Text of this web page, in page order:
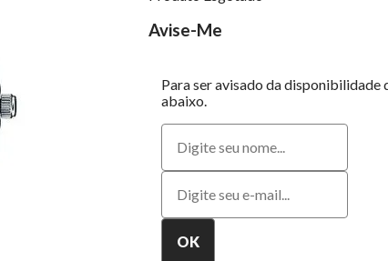
Avise-Me
Para ser avisado da disponibilidade
abaixo.